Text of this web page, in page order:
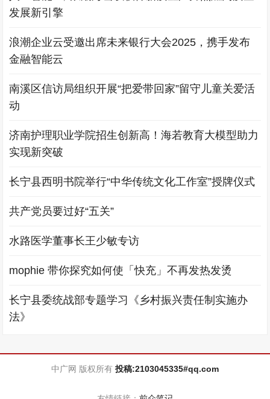
发展新引擎
浪潮企业云受邀出席未来银行大会2025，携手发布
金融智能云
南溪区信访局组织开展“把爱带回家”留守儿童关爱活
动
济南护理职业学院招生创新高！海若教育大模型助力
实现新突破
长宁县西明书院举行“中华传统文化工作室”授牌仪式
共产党员要过好“五关”
水路医学董事长王少敏专访
mophie 带你探究如何使「快充」不再发热发烫
长宁县委统战部专题学习《乡村振兴责任制实施办
法》
中广网 版权所有 投稿:2103045335#qq.com